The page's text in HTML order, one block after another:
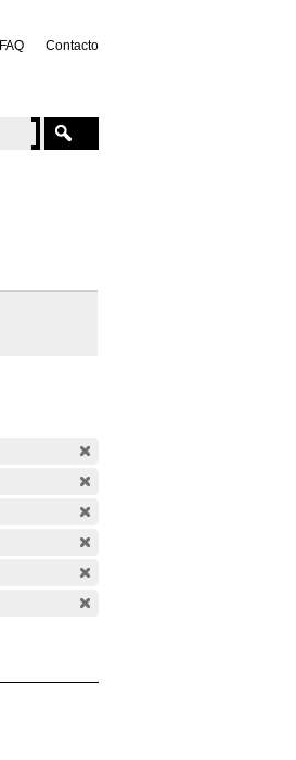
FAQ Contacto